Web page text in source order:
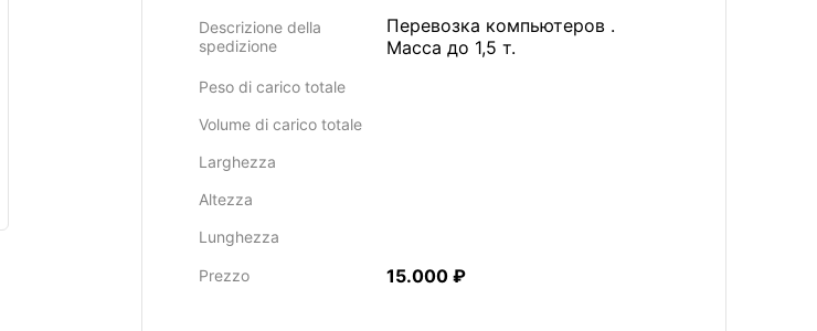
Descrizione della
spedizione
Перевозка компьютеров .
Масса до 1,5 т.
Peso di carico totale
Volume di carico totale
Larghezza
Altezza
Lunghezza
Prezzo 15.000 ₽